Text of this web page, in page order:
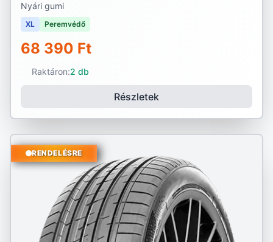
Nyári gumi
XL Peremvédő
68 390 Ft
Raktáron:2 db
Részletek
RENDELÉSRE